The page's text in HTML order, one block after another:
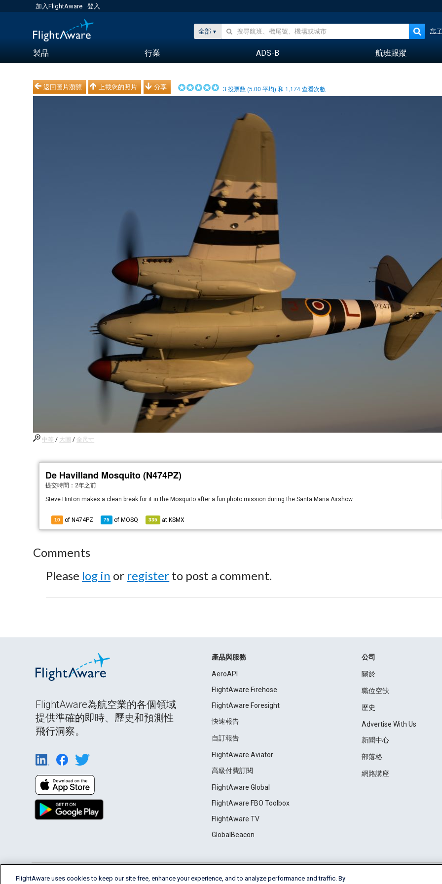
加入FlightAware 登入
全部 忘
製品 行業 ADS-B 航班跟蹤
返回圖片瀏覽 上載您的照片 分享 3 投票数 (5.00 平均) 和 1,174查看次數
中等 / 大圖 / 全尺寸
De Havilland Mosquito (N474PZ)
提交時間：2年之前
Steve Hinton makes a clean break for it in the Mosquito after a fun photo mission during the Santa Maria Airshow.
10 of N474PZ 75 of MOSQ 335 at KSMX
Comments
Please log in or register to post a comment.
FlightAware為航空業的各個領域
提供準確的即時、歷史和預測性
飛行洞察。
產品與服務
AeroAPI
FlightAware Firehose
FlightAware Foresight
快速報告
自訂報告
FlightAware Aviator
高級付費訂閱
FlightAware Global
FlightAware FBO Toolbox
FlightAware TV
GlobalBeacon
公司
關於
職位空缺
歷史
Advertise With Us
新聞中心
部落格
網路講座
English (USA) 2026 FlightAware Terms of Use Privacy Cookie Settings
FlightAware uses cookies to keep our site free, enhance your experience, and to analyze performance and traffic. By